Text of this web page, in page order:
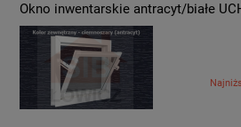
Okno inwentarskie antracyt/białe